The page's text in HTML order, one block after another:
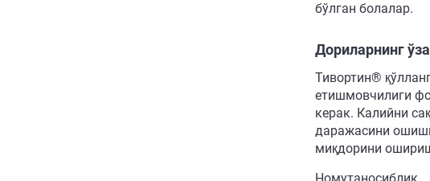
бўлган болалар.
Дориларнинг
Тивортин®
етишмовчилиги
керак. Калийни
даражасини
миқдорини